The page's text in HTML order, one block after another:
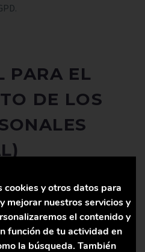
PARA EL
DE LOS
de los datos personales
se compromete a
y verificable del Usuario
personales para uno o
cookies y otros datos para
mejorar nuestros servicios y
el contenido y
función de tu actividad en
la búsqueda. También